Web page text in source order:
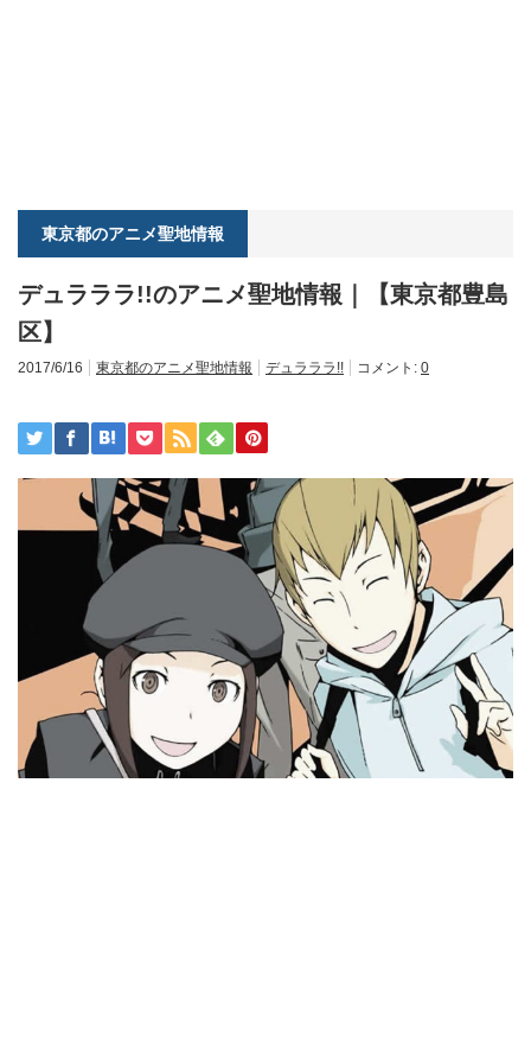
東京都のアニメ聖地情報
デュラララ!!のアニメ聖地情報｜【東京都豊島
区】
2017/6/16 東京都のアニメ聖地情報 デュラララ!! コメント: 0